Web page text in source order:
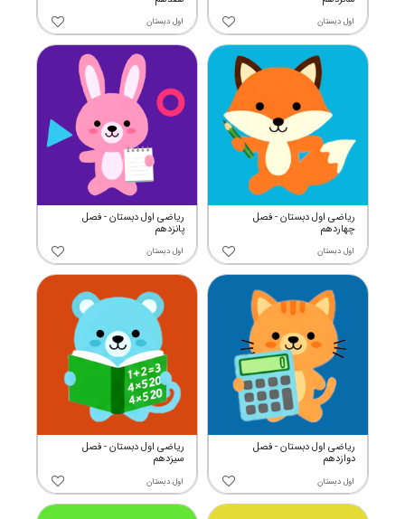
اول دبستان اول دبستان
ریاضی اول دبستان - فصل
پانزدهم
اول دبستان
ریاضی اول دبستان - فصل
چهاردهم
اول دبستان
ریاضی اول دبستان - فصل
سیزدهم
اول دبستان
ریاضی اول دبستان - فصل
دوازدهم
اول دبستان